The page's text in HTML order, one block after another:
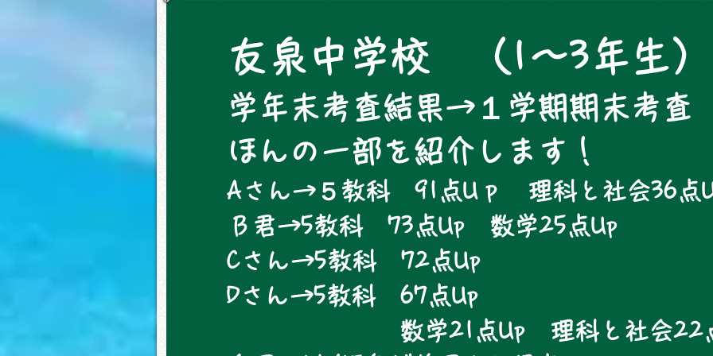
友泉中学校 （1～3年生）
学年末考査結果→１学期期末考査
​ほんの一部を紹介します！
Aさん→５教科 91点Uｐ 理科と社会36点
Ｂ君→5教科 73点Up 数学25点Up
Cさん→5教科 72点Up
​Dさん→5教科 67点Up
数学21点Up 理科と社会22点